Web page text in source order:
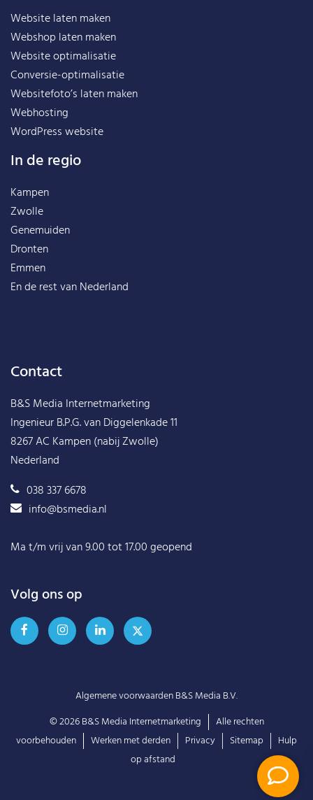
Website laten maken
Webshop laten maken
Website optimalisatie
Conversie-optimalisatie
Websitefoto’s laten maken
Webhosting
WordPress website
In de regio
Kampen
Zwolle
Genemuiden
Dronten
Emmen
En de rest vanNederland
Contact
B&S Media Internetmarketing
Ingenieur B.P.G. van Diggelenkade 11
8267 AC Kampen (nabij Zwolle)
Nederland
038 337 6678
info@bsmedia.nl
Ma t/m vrij van 9.00 tot 17.00 geopend
Volg ons op
Algemene voorwaarden B&S Media B.V.
© 2026B&S Media Internetmarketing
Alle rechten
voorbehouden
Werken met derden Privacy Sitemap
Hulp
op afstand